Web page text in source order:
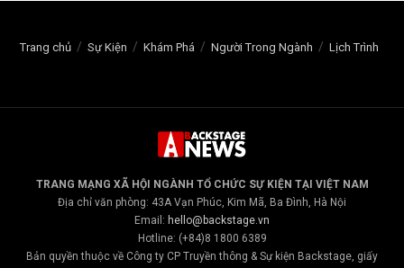
Trang chủ Sự Kiện Khám Phá Người Trong Ngành Lịch Trình
TRANG MẠNG XÃ HỘI NGÀNH TỔ CHỨC SỰ KIỆN TẠI VIỆT NAM
Địa chỉ văn phòng: 43A Vạn Phúc, Kim Mã, Ba Đình, Hà Nội
Email: hello@backstage.vn
Hotline: (+84)8 1800 6389
Bản quyền thuộc về Công ty CP Truyền thông & Sự kiện Backstage, giấy